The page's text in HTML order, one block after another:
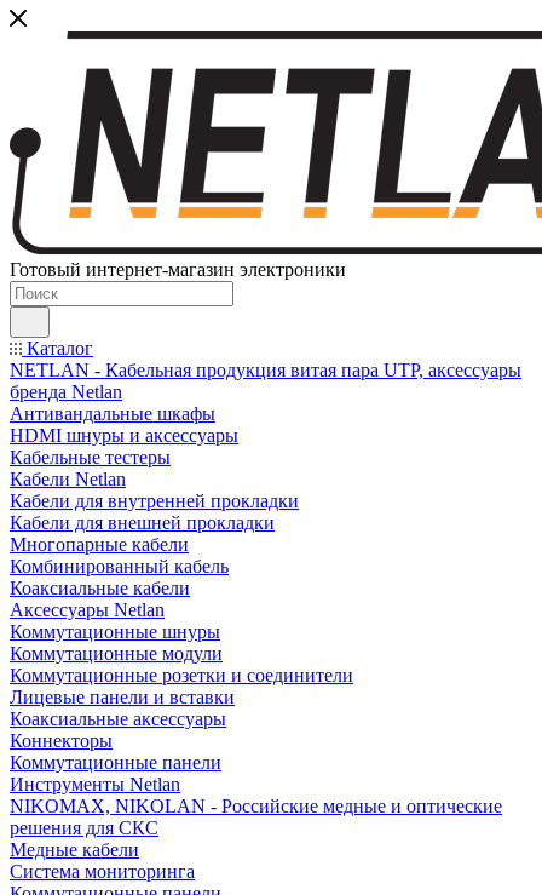
Готовый интернет-магазин электроники
Каталог
NETLAN - Кабельная продукция витая пара UTP, аксессуары
бренда Netlan
Антивандальные шкафы
HDMI шнуры и аксессуары
Кабельные тестеры
Кабели Netlan
Кабели для внутренней прокладки
Кабели для внешней прокладки
Многопарные кабели
Комбинированный кабель
Коаксиальные кабели
Аксессуары Netlan
Коммутационные шнуры
Коммутационные модули
Коммутационные розетки и соединители
Лицевые панели и вставки
Коаксиальные аксессуары
Коннекторы
Коммутационные панели
Инструменты Netlan
NIKOMAX, NIKOLAN - Российские медные и оптические
решения для СКС
Медные кабели
Система мониторинга